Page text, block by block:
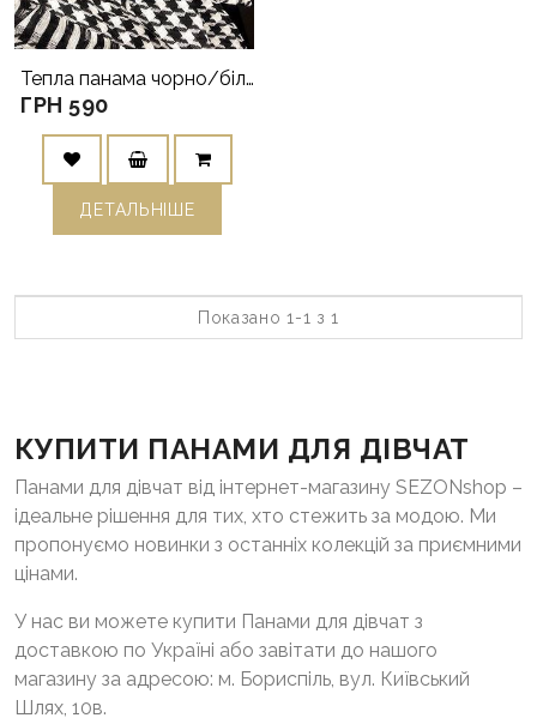
Тепла панама чорно/біла
ГРН 590
ДЕТАЛЬНIШЕ
Показано 1-1 з 1
КУПИТИ ПАНАМИ ДЛЯ ДІВЧАТ
Панами для дівчат від інтернет-магазину SEZONshop –
ідеальне рішення для тих, хто стежить за модою. Ми
пропонуємо новинки з останніх колекцій за приємними
цінами.
У нас ви можете купити Панами для дівчат з
доставкою по Україні або завітати до нашого
магазину за адресою: м. Бориспіль, вул. Київський
Шлях, 10в.